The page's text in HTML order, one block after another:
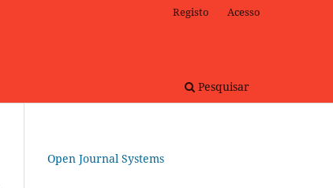
Pesquisar
Registo Acesso
Open Journal Systems